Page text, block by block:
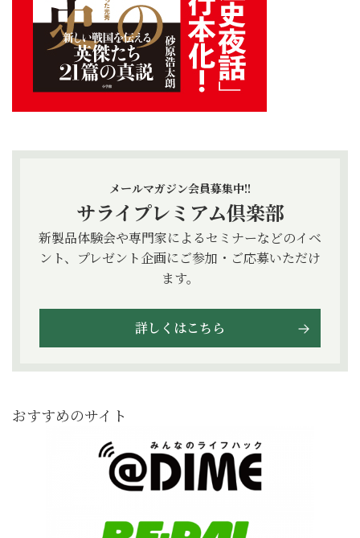
メールマガジン会員募集中!!
サライプレミアム倶楽部
新製品体験会や専門家によるセミナーなどのイベ
ント、プレゼント企画にご参加・ご応募いただけ
ます。
詳しくはこちら
おすすめのサイト